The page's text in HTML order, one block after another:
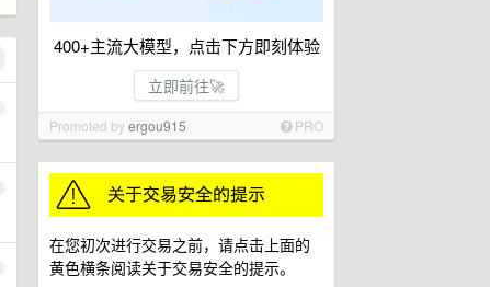
400+主流大模型，点击下方即刻体验
立即前往🚀
Promoted byergou915 PRO
在您初次进行交易之前，请点击上面的
黄色横条阅读关于交易安全的提示。